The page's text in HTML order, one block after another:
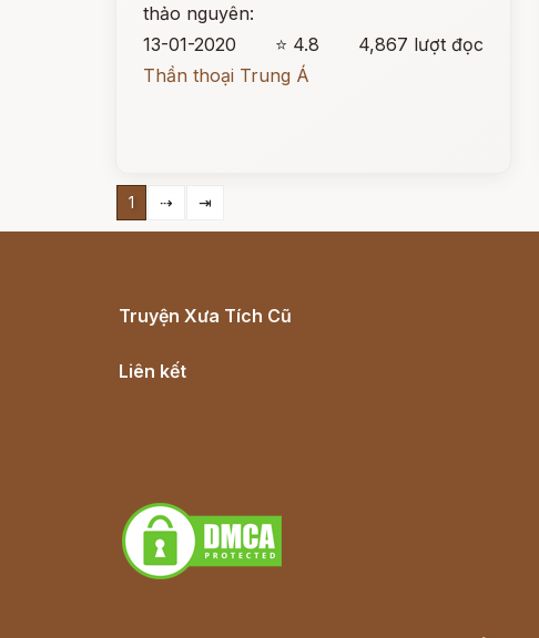
thảo nguyên:
13-01-2020
⭐ 4.8
4,867 lượt đọc
Thần thoại Trung Á
1 ⇢ ⇥
Truyện Xưa Tích Cũ
Liên kết